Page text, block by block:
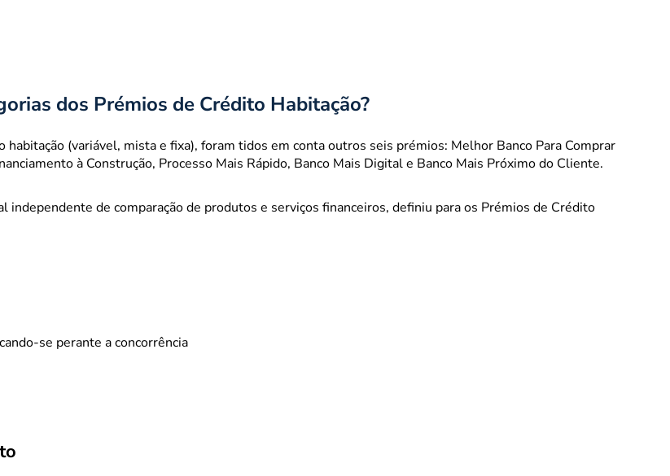
dos Prémios de Crédito Habitação?
(variável, mista e fixa), foram tidos em conta outros seis prémios: Melhor Banco Para Comprar
à Construção, Processo Mais Rápido, Banco Mais Digital e Banco Mais Próximo do Cliente.
independente de comparação de produtos e serviços financeiros, definiu para os Prémios de Crédito
se perante a concorrência